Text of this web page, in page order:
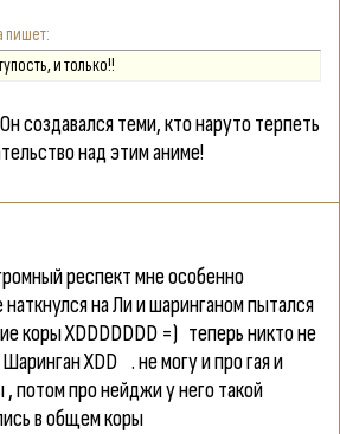
и только!!
создавался теми, кто наруто терпеть
над этим аниме!
респект мне особенно
наткнулся на Ли и шаринганом пытался
коры XDDDDDDD =) теперь никто не
XDD . не могу и про гая и
потом про нейджи у него такой
в общем коры